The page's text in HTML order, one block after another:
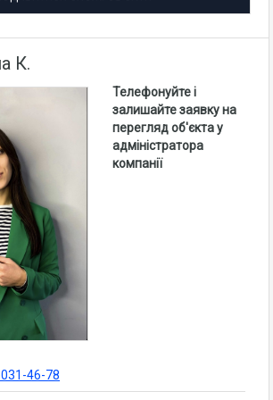
К.
Телефонуйте і
залишайте заявку на
перегляд об'єкта у
адміністратора
компанії
46-78